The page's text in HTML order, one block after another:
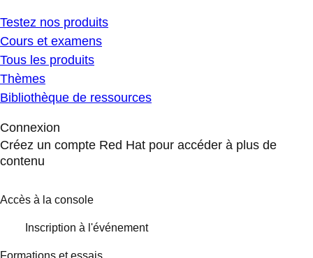
Testez nos produits
Cours et examens
Tous les produits
Thèmes
Bibliothèque de ressources
Connexion
Créez un compte Red Hat pour accéder à plus de
contenu
Accès à la console
Inscription à l'événement
Formations et essais